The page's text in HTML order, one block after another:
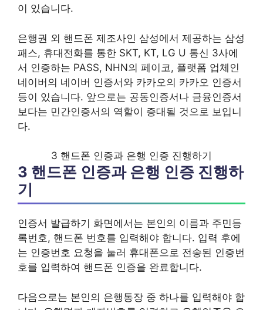
이 있습니다.
은행권 외 핸드폰 제조사인 삼성에서 제공하는 삼성
패스, 휴대전화를 통한 SKT, KT, LG U 통신 3사에
서 인증하는 PASS, NHN의 페이코, 플랫폼 업체인
네이버의 네이버 인증서와 카카오의 카카오 인증서
등이 있습니다. 앞으로는 공동인증서나 금융인증서
보다는 민간인증서의 역할이 증대될 것으로 보입니
다.
3 핸드폰 인증과 은행 인증 진행하기
3 핸드폰 인증과 은행 인증 진행하
기
인증서 발급하기 화면에서는 본인의 이름과 주민등
록번호, 핸드폰 번호를 입력해야 합니다. 입력 후에
는 인증번호 요청을 눌러 휴대폰으로 전송된 인증번
호를 입력하여 핸드폰 인증을 완료합니다.
다음으로는 본인의 은행통장 중 하나를 입력해야 합